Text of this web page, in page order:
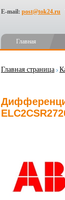
E-mail: post@tok24.ru
Главная
Главная страница